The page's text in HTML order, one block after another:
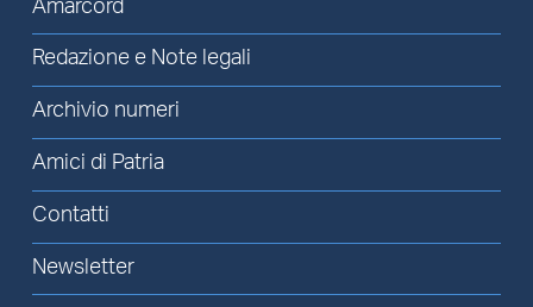
Amarcord
Redazione e Note legali
Archivio numeri
Amici di Patria
Contatti
Newsletter